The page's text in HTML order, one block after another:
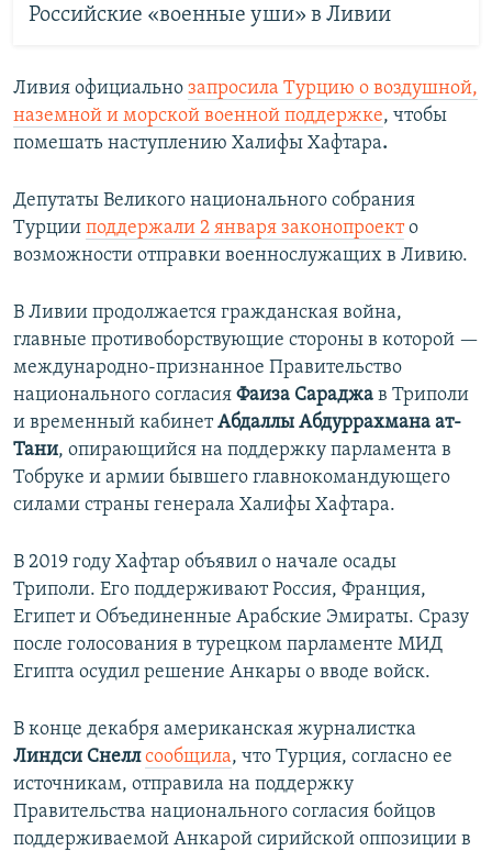
Российские «военные уши» в Ливии
Ливия официально запросила Турцию о воздушной,
наземной и морской военной поддержке, чтобы
помешать наступлению Халифы Хафтара.
Депутаты Великого национального собрания
Турции поддержали 2 января законопроекто
возможности отправки военнослужащих в Ливию.
В Ливии продолжается гражданская война,
главные противоборствующие стороны в которой —
международно-признанное Правительство
национального согласия Фаиза Сараджа в Триполи
и временный кабинетАбдаллы Абдуррахмана ат-
Тани, опирающийся на поддержку парламента в
Тобруке и армии бывшего главнокомандующего
силами страны генерала Халифы Хафтара.
В 2019 году Хафтар объявил о начале осады
Триполи. Его поддерживают Россия, Франция,
Египет и Объединенные Арабские Эмираты. Сразу
после голосования в турецком парламенте МИД
Египта осудил решение Анкары о вводе войск.
В конце декабря американская журналистка
Линдси Снелл сообщила, что Турция, согласно ее
источникам, отправила на поддержку
Правительства национального согласия бойцов
поддерживаемой Анкарой сирийской оппозиции в